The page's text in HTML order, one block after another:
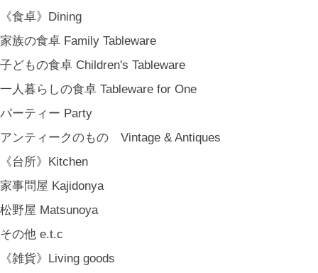
《食卓》Dining
家族の食卓 Family Tableware
子どもの食卓 Children's Tableware
一人暮らしの食卓 Tableware for One
パーティー Party
アンティークのもの Vintage & Antiques
《台所》Kitchen
家事問屋 Kajidonya
松野屋 Matsunoya
その他 e.t.c
《雑貨》Living goods
ぬいぐるみ Soft Toys
絵本 Children's Books
《食品》Food
BREW TEA CO
穀雨 Bakery Cokuu
MONSTER
COYA. (3月中旬〜)
MARY JIMENEZ CO. (3月中旬〜)
《オリジナル》Original
《古道具》Vintage & Antiques
ハナレきりゅう Hanare Kiryuh